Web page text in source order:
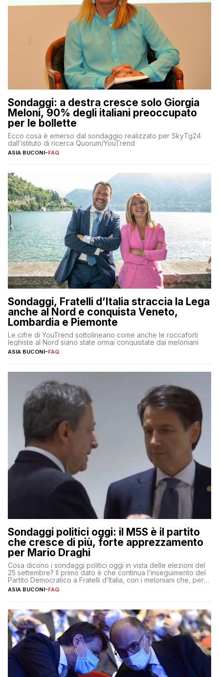
Sondaggi: a destra cresce solo Giorgia
Meloni, 90% degli italiani preoccupato
per le bollette
Ecco cosa è emerso dal sondaggio realizzato per SkyTg24
dall’istituto di ricerca Quorum/YouTrend
ASIA BUCONI-FAQ
Sondaggi, Fratelli d’Italia straccia la Lega
anche al Nord e conquista Veneto,
Lombardia e Piemonte
Le cifre di YouTrend sottolineano come anche le roccaforti
leghiste al Nord siano state ormai conquistate dai meloniani
ASIA BUCONI-FAQ
Sondaggi politici oggi: il M5S è il partito
che cresce di più, forte apprezzamento
per Mario Draghi
Cosa dicono i sondaggi politici oggi in vista delle elezioni del
25 settembre? Il primo dato è che continua l’inseguimento del
Partito Democratico a Fratelli d’Italia, con i meloniani che, però,
sembrano accumulare sempre più distacco affermandosi come
primo partito con il 24% (+0,7% rispetto a fine luglio), un
ASIA BUCONI-FAQ